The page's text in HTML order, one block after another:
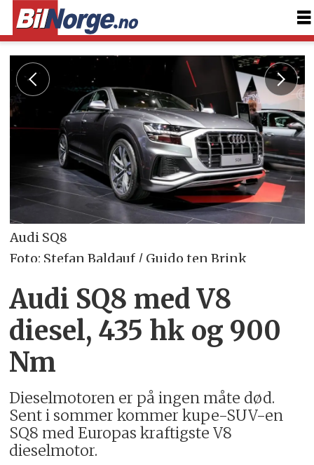
Audi SQ8
Foto: Stefan Baldauf / Guido ten Brink
Audi SQ8 med V8
diesel, 435 hk og 900
Nm
Dieselmotoren er på ingen måte død.
Sent i sommer kommer kupe-SUV-en
SQ8 med Europas kraftigste V8
dieselmotor.